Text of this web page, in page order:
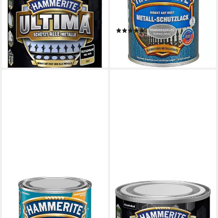
tiefschwarz
12,44 €
(49,76 €/ 1 l)
lieferbar - in 2-3 Werktagen bei dir
Witterungsbeständig,
Wasserabweisend
(1)
29,84 €
(39,79 €/ 1 l)
lieferbar - in 2-3 Werktagen bei dir
HAMMERITE
Metallschutzlack
Anthrazitgrau matt / 22836,
HAMMERITE
Metallschutzlack Hammerite
Metallschutzlack ULTIMA